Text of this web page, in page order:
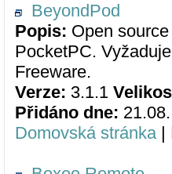
BeyondPod
Popis: Open
PocketPC.
Freeware.
Verze: 3.1.1
Přidáno dne:
Domovská stránka|